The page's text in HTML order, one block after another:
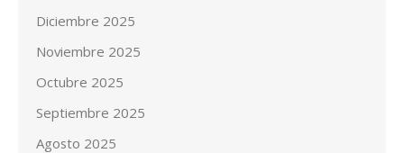
Diciembre 2025
Noviembre 2025
Octubre 2025
Septiembre 2025
Agosto 2025